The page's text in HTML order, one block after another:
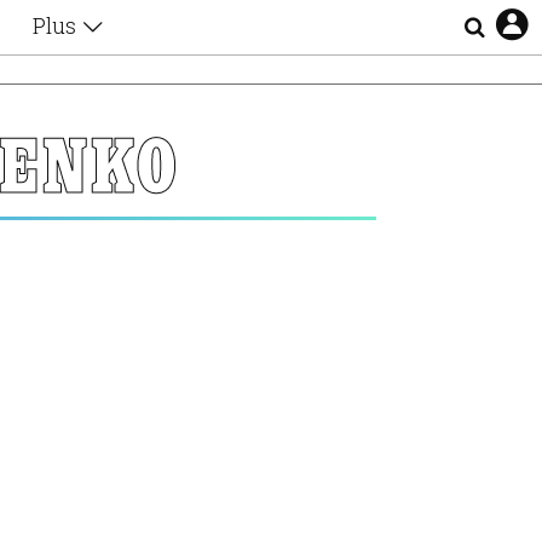
Plus
Αφιερώματα
Ζώδια